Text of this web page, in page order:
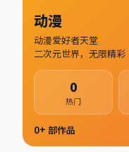
动漫
动漫爱好者天堂
二次元世界，无限精彩
0
热门
0+ 部作品